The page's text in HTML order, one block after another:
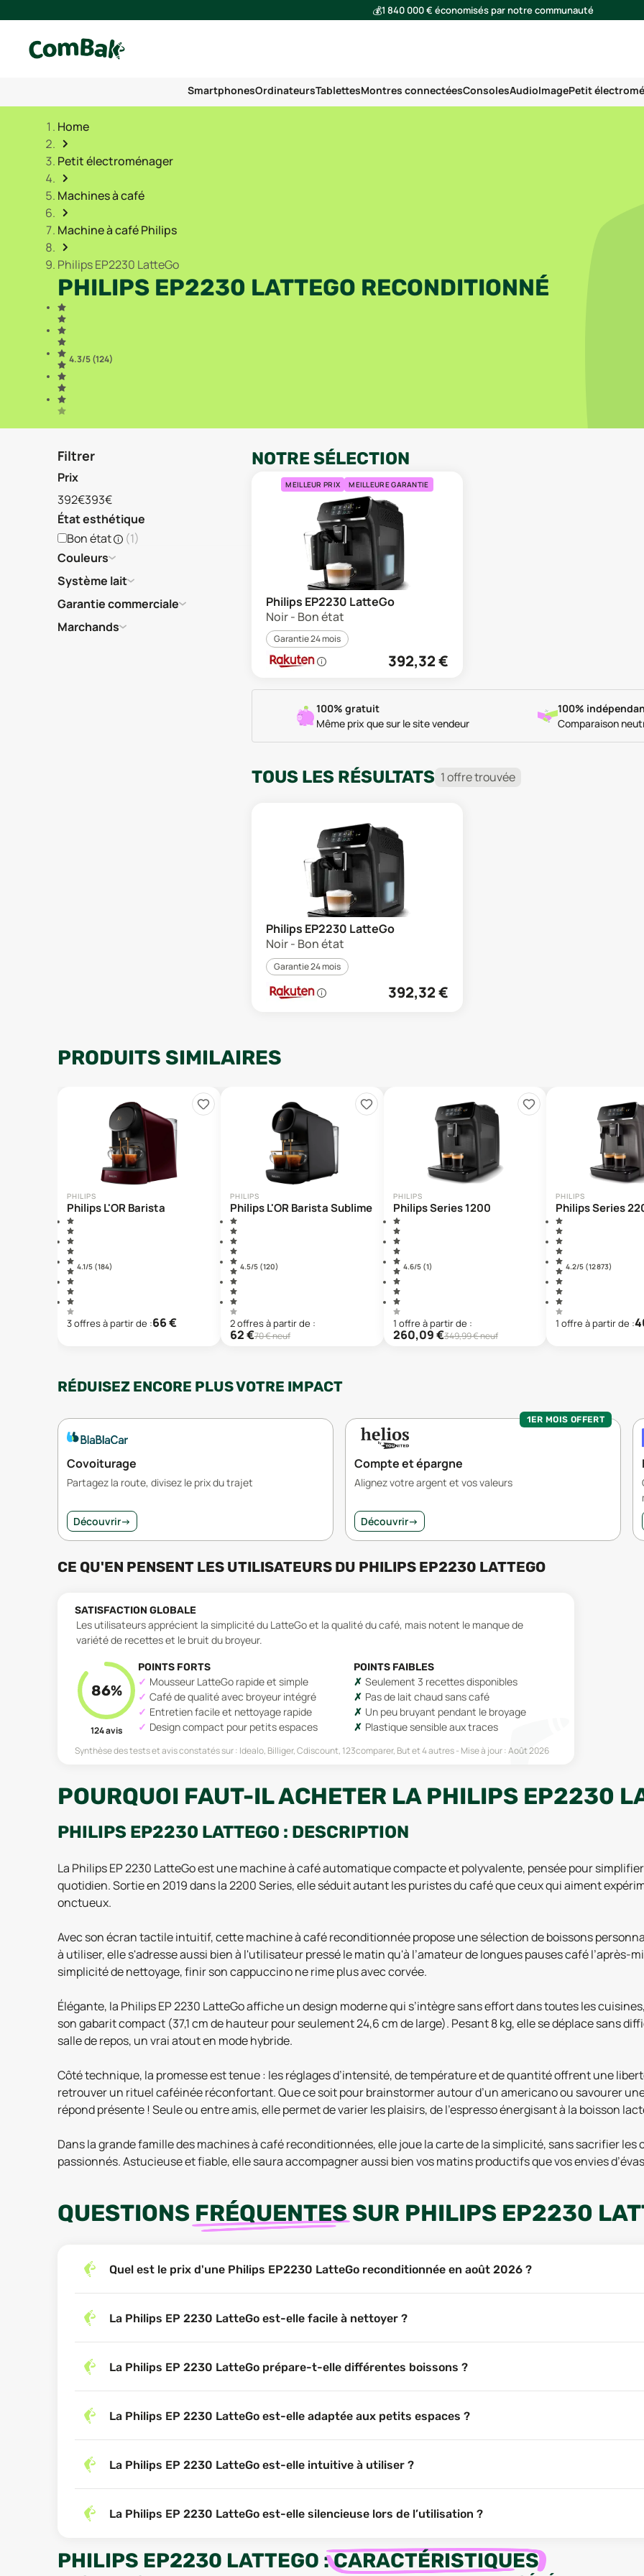
💰1 840 000 € économisés par notre communauté
SmartphonesOrdinateursTablettesMontres connectéesConsolesAudioImagePetit
Home
Petit électroménager
Machines à café
Machine à café Philips
Philips EP2230 LatteGo
PHILIPS EP2230 LATTEGO RECONDITIONNÉ
4.3/5 (124)
Filtrer
Prix
392€393€
État esthétique
Bon état
(1)
Couleurs
Système lait
Garantie commerciale
Marchands
NOTRE SÉLECTION
MEILLEUR PRIX MEILLEURE GARANTIE
Philips EP2230 LatteGo
Noir - Bon état
Garantie 24 mois
392,32€
100% gratuit
Même prix que sur le site vendeur
100%
Comparaison
TOUS LES RÉSULTATS 1offretrouvée
Philips EP2230 LatteGo
Noir - Bon état
Garantie 24 mois
392,32€
PRODUITS SIMILAIRES
PHILIPS
Philips L'OR Barista
4.1/5 (184)
3offresà partir de :66€
PHILIPS
Philips L'OR Barista Sublime
4.5/5 (120)
2offresà partir de :
62€70€ neuf
PHILIPS
Philips Series 1200
4.6/5 (1)
1 offre à partir de :
260,09€349,99€ neuf
PHILIPS
Philips Series
4.2/5 (12 873)
1 offre à partir de :
RÉDUISEZ ENCORE PLUS VOTRE IMPACT
Covoiturage
Partagez la route, divisez le prix du trajet
Découvrir→
1ER MOIS OFFERT
Compte et épargne
Alignez votre argent et vos valeurs
Découvrir→
CE QU'EN PENSENT LES UTILISATEURS DU PHILIPS EP2230 LATTEGO
SATISFACTION GLOBALE
Les utilisateurs apprécient la simplicité du LatteGo et la qualité du café, mais notent le manque de
variété de recettes et le bruit du broyeur.
86%
124avis
POINTS FORTS
Mousseur LatteGo rapide et simple
Café de qualité avec broyeur intégré
Entretien facile et nettoyage rapide
Design compact pour petits espaces
POINTS FAIBLES
Seulement 3 recettes disponibles
Pas de lait chaud sans café
Un peu bruyant pendant le broyage
Plastique sensible aux traces
Synthèse des tests et avis constatés sur : Idealo, Billiger, Cdiscount, 123comparer, Butet 4 autres Mise à jour :Août 2026
POURQUOI FAUT-IL ACHETER LA PHILIPS EP2230
PHILIPS EP2230 LATTEGO : DESCRIPTION
La Philips EP 2230 LatteGo est une machine à café automatique compacte et polyvalente, pensée pour
quotidien. Sortie en 2019 dans la 2200 Series, elle séduit autant les puristes du café que ceux qui aiment
onctueux.
Avec son écran tactile intuitif, cette machine à café reconditionnée propose une sélection de boissons
à utiliser, elle s'adresse aussi bien à l'utilisateur pressé le matin qu'à l’amateur de longues pauses café l’après-
simplicité de nettoyage, finir son cappuccino ne rime plus avec corvée.
Élégante, la Philips EP 2230 LatteGo affiche un design moderne qui s’intègre sans effort dans toutes les
son gabarit compact (37,1 cm de hauteur pour seulement 24,6 cm de large). Pesant 8 kg, elle se déplace sans
salle de repos, un vrai atout en mode hybride.
Côté technique, la promesse est tenue : les réglages d’intensité, de température et de quantité offrent une
retrouver un rituel caféinée réconfortant. Que ce soit pour brainstormer autour d’un americano ou savourer
répond présente ! Seule ou entre amis, elle permet de varier les plaisirs, de l’espresso énergisant à la boisson
Dans la grande famille des machines à café reconditionnées, elle joue la carte de la simplicité, sans sacrifier
passionnés. Astucieuse et fiable, elle saura accompagner aussi bien vos matins productifs que vos envies
QUESTIONS FRÉQUENTES SUR PHILIPS EP2230
Quel est le prix d'une Philips EP2230 LatteGo reconditionnée en août 2026 ?
La Philips EP 2230 LatteGo est-elle facile à nettoyer ?
La Philips EP 2230 LatteGo prépare-t-elle différentes boissons ?
La Philips EP 2230 LatteGo est-elle adaptée aux petits espaces ?
La Philips EP 2230 LatteGo est-elle intuitive à utiliser ?
La Philips EP 2230 LatteGo est-elle silencieuse lors de l’utilisation ?
PHILIPS EP2230 LATTEGO :CARACTÉRISTIQUES